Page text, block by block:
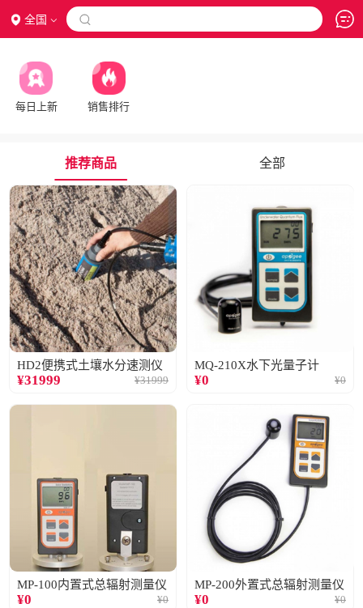
全国 
每日上新 销售排行
推荐商品 全部
HD2便携式土壤水分速测仪
¥31999 ¥31999
MQ-210X水下光量子计
¥0 ¥0
MP-100内置式总辐射测量仪
¥0 ¥0
MP-200外置式总辐射测量仪
¥0 ¥0